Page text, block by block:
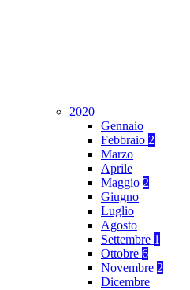
2020
Gennaio
Febbraio 2
Marzo
Aprile
Maggio 2
Giugno
Luglio
Agosto
Settembre 1
Ottobre 6
Novembre 2
Dicembre